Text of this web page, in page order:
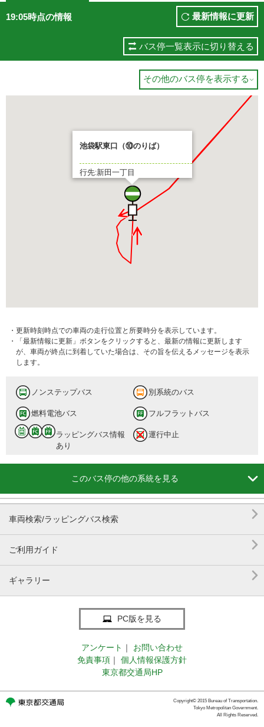
19:05時点の情報 最新情報に更新
バス停一覧表示に切り替える
その他のバス停を表示する 
池袋駅東口（⑩のりば）
行先:新田一丁目
・更新時刻時点での車両の走行位置と所要時分を表示しています。
・「最新情報に更新」ボタンをクリックすると、最新の情報に更新します
が、車両が終点に到着していた場合は、その旨を伝えるメッセージを表示
します。
ノンステップバス 別系統のバス
燃料電池バス フルフラットバス
ラッピングバス情報
あり
運行中止
このバス停の他の系統を見る 
車両検索/ラッピングバス検索 
ご利用ガイド 
ギャラリー 
PC版を見る
アンケート ｜
お問い合わせ
免責事項 ｜
個人情報保護方針
東京都交通局HP
Copyright© 2015 Bureau of Transportation.
Tokyo Metropolitan Government.
All Rights Reserved.